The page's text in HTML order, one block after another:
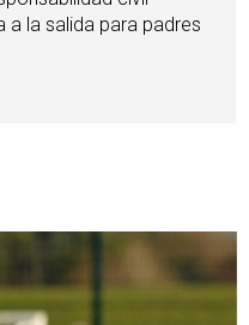
a la salida para padres